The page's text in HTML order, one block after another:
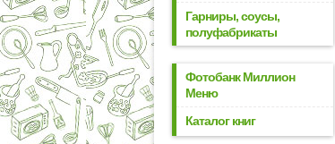
Гарниры, соусы,
полуфабрикаты
Фотобанк Миллион
Меню
Каталог книг